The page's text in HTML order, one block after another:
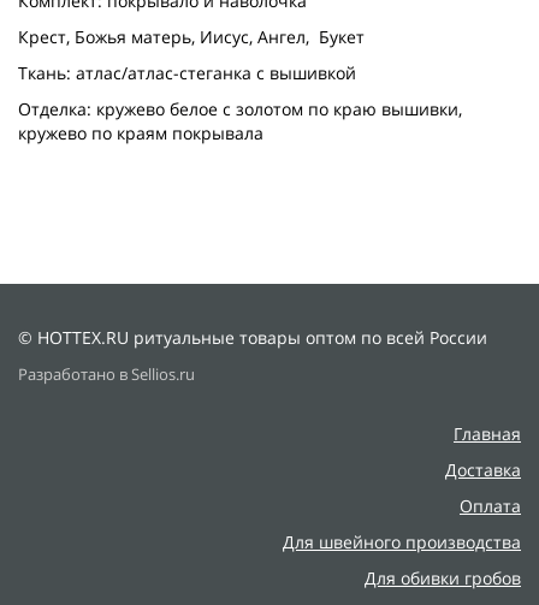
Крест, Божья матерь, Иисус, Ангел, Букет
Ткань: атлас/атлас-стеганка с вышивкой
Отделка: кружево белое с золотом по краю вышивки,
кружево по краям покрывала
© HOTTEX.RU ритуальные товары оптом по всей России
Разработано в Sellios.ru
Главная
Доставка
Оплата
Для швейного производства
Для обивки гробов